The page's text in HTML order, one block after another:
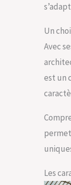
Un
Avec
est un
Les